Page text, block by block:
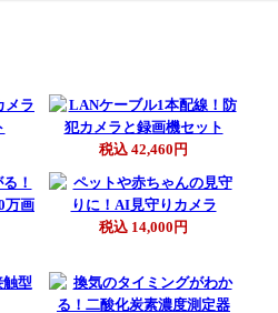
税込 42,460円
税込 14,000円